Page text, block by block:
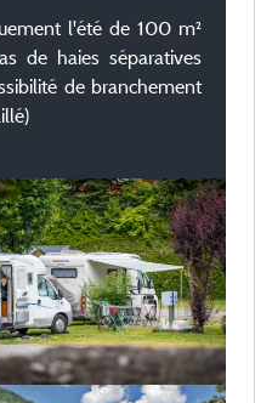
l'été de 100 m²
de haies séparatives
de branchement